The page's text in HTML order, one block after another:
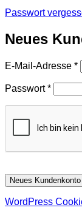
Passwort
Neues
E-Mail-Adresse *
Passwort*
Neues
WordPress